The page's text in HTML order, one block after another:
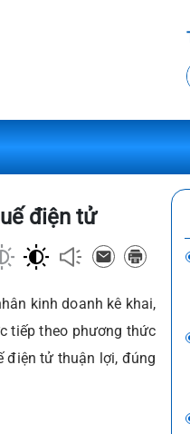
điện tử
kinh doanh kê khai,
tiếp theo phương thức
điện tử thuận lợi, đúng